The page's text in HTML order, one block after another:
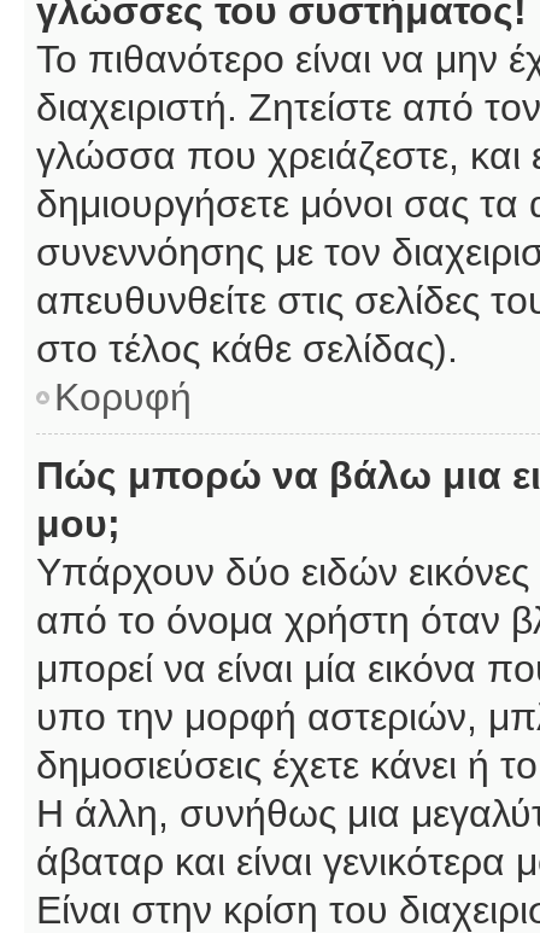
γλώσσες του συστήματος!
Το πιθανότερο είναι να μην
διαχειριστή. Ζητείστε από
γλώσσα που χρειάζεστε, και
δημιουργήσετε μόνοι σας
συνεννόησης με τον
απευθυνθείτε στις
στο τέλος κάθε σελίδας).
Κορυφή
Πώς μπορώ να βάλω μια
μου;
Υπάρχουν δύο ειδών
από το όνομα χρήστη όταν
μπορεί να είναι μία εικόνα
υπο την μορφή αστεριών,
δημοσιεύσεις έχετε κάνει
Η άλλη, συνήθως μια
άβαταρ και είναι
Είναι στην κρίση του